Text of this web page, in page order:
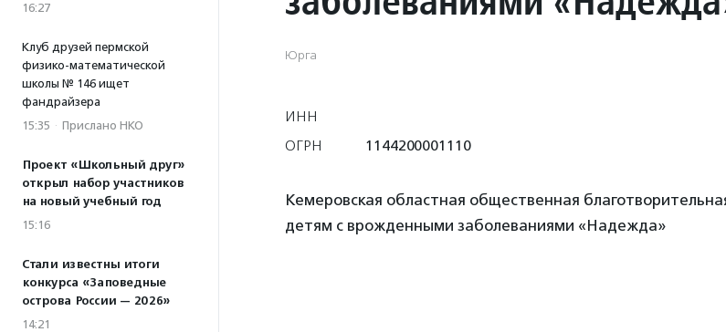
16:27
Клуб друзей пермской
физико-математической
школы № 146 ищет
фандрайзера
15:35 · Прислано НКО
Проект «Школьный друг»
открыл набор участников
на новый учебный год
15:16
Стали известны итоги
конкурса «Заповедные
острова России — 2026»
14:21
Юрга
ИНН
ОГРН
1144200001110
Кемеровская областная общественная
детям с врожденными заболеваниями «Надежда»